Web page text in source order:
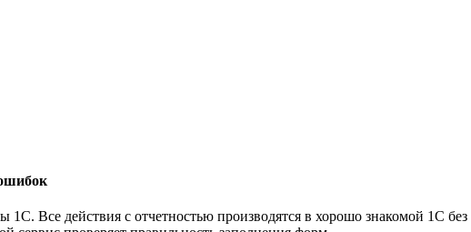
Все действия с отчетностью производятся в хорошо знакомой 1С